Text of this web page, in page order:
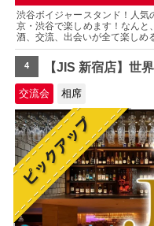
渋谷ボイジャースタンド！人気
京・渋谷で楽しめます！なんと
酒、交流、出会いが全て楽しめ
4 【JIS 新宿店】世
交流会 相席